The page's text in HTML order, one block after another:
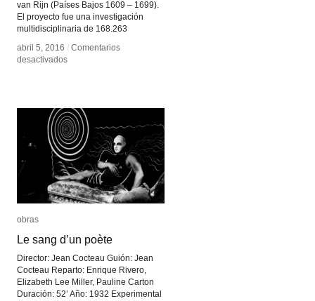
van Rijn (Países Bajos 1609 – 1699).
El proyecto fue una investigación
multidisciplinaria de 168.263
abril 5, 2016 / Comentarios
desactivadosen
abril 5, 2016 / Comentarios
desactivadosen
obras
Le sang d’un poète
Director: Jean Cocteau Guión: Jean
Cocteau Reparto: Enrique Rivero,
Elizabeth Lee Miller, Pauline Carton
Duración: 52’ Año: 1932 Experimental
obras
Le sang d’un poète